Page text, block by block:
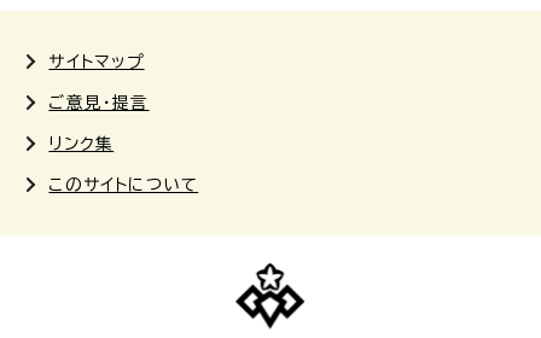
サイトマップ
ご意見・提言
リンク集
このサイトについて